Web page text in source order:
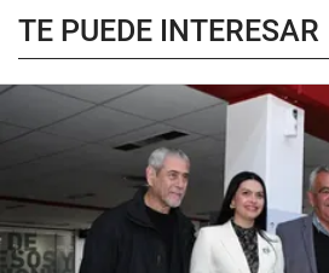
TE PUEDE INTERESAR